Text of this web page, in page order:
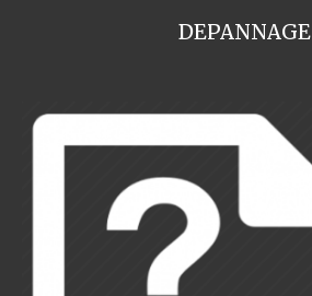
DEPANNAGE